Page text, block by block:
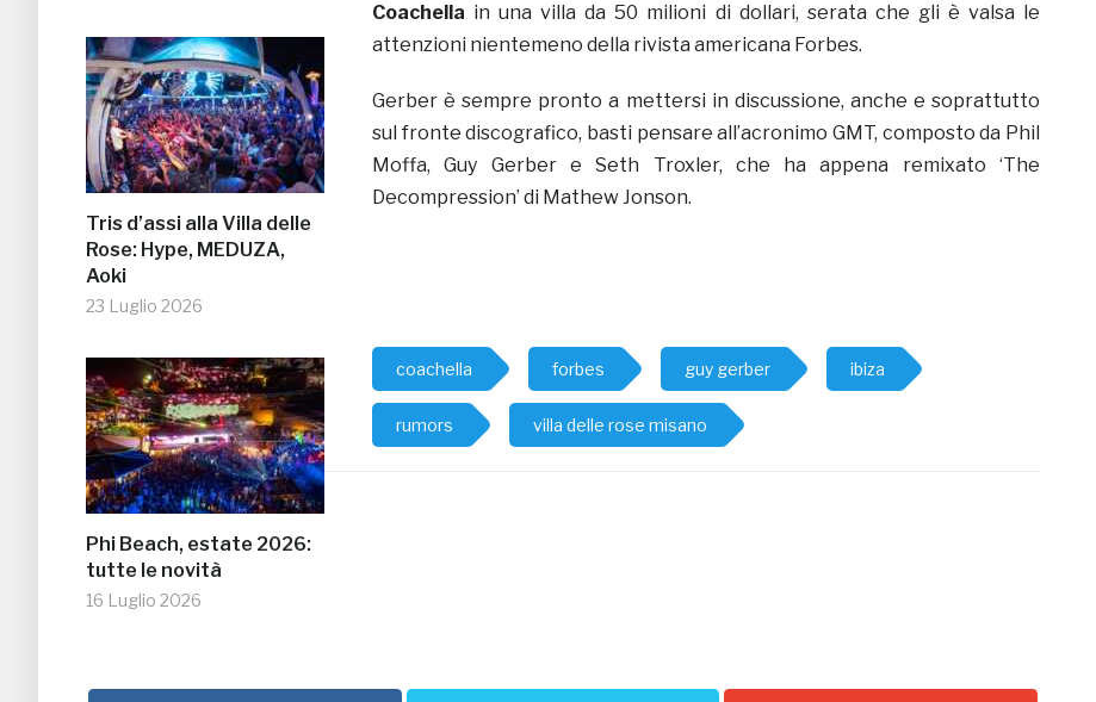
Tris d’assi alla Villa delle
Rose: Hype, MEDUZA,
Aoki
23 Luglio 2026
Phi Beach, estate 2026:
tutte le novità
16 Luglio 2026
Coachella in una villa da 50 milioni di dollari, serata che gli è valsa le
attenzioni nientemeno della rivista americana Forbes.
Gerber è sempre pronto a mettersi in discussione, anche e soprattutto
sul fronte discografico, basti pensare all’acronimo GMT, composto da Phil
Moffa, Guy Gerber e Seth Troxler, che ha appena remixato ‘The
Decompression’ di Mathew Jonson.
coachella forbes guy gerber ibiza
rumors villa delle rose misano